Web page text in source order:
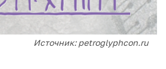
Источник: petroglyphcon.ru